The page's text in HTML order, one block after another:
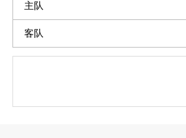
主队
客队